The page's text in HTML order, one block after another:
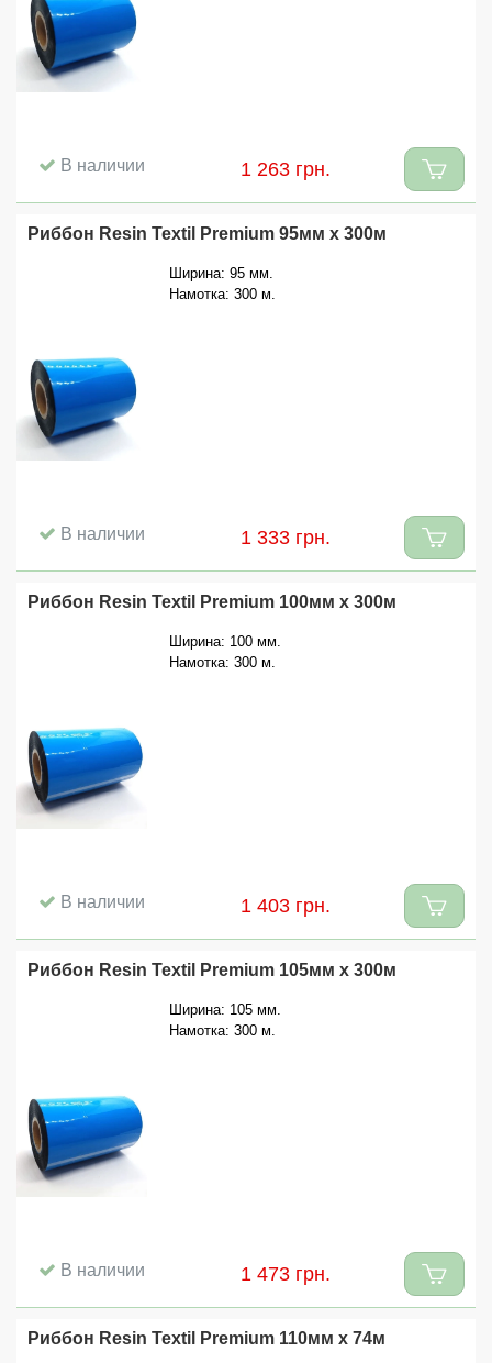
В наличии 1 263 грн.
Риббон Resin Textil Premium 95мм x 300м
Ширина: 95 мм.
Намотка: 300 м.
В наличии 1 333 грн.
Риббон Resin Textil Premium 100мм x 300м
Ширина: 100 мм.
Намотка: 300 м.
В наличии 1 403 грн.
Риббон Resin Textil Premium 105мм x 300м
Ширина: 105 мм.
Намотка: 300 м.
В наличии 1 473 грн.
Риббон Resin Textil Premium 110мм x 74м